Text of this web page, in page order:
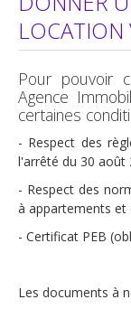
Travaux
Aides et
Locataires
Conditions
Inscription et
Avantages
Attributions
LOCATION
Pour pouvoir
Agence
certaines
- Respect des
l'arrêté du 30 août
- Respect des
à appartements et
- Certificat PEB
Les documents à